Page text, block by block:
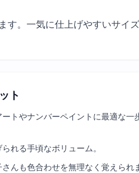
す。一気に仕上げやすいサイ
ト
トやナンバーペイントに最適な一
れる手頃なボリューム。
んも色合わせを無理なく覚えられ